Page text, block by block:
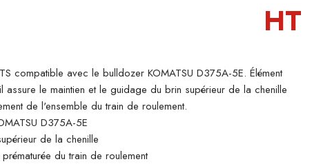
HT
compatible avec le bulldozer KOMATSU D375A-5E. Élément
assure le maintien et le guidage du brin supérieur de la chenille
de l'ensemble du train de roulement.
D375A-5E
de la chenille
du train de roulement